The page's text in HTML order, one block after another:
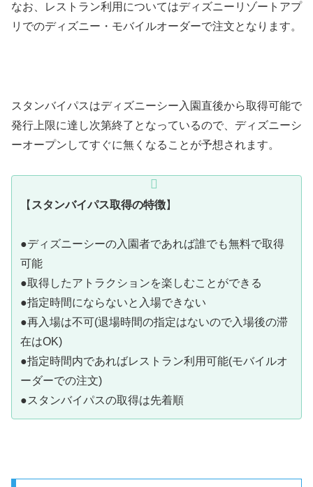
なお、レストラン利用についてはディズニーリゾートアプ
リでのディズニー・モバイルオーダーで注文となります。
スタンバイパスはディズニーシー入園直後から取得可能で
発行上限に達し次第終了となっているので、ディズニーシ
ーオープンしてすぐに無くなることが予想されます。
【 スタンバイパス取得の特徴】
●ディズニーシーの入園者であれば誰でも無料で取得
可能
●取得したアトラクションを楽しむことができる
●指定時間にならないと入場できない
●再入場は不可(退場時間の指定はないので入場後の滞
在はOK)
●指定時間内であればレストラン利用可能(モバイルオ
ーダーでの注文)
●スタンバイパスの取得は先着順